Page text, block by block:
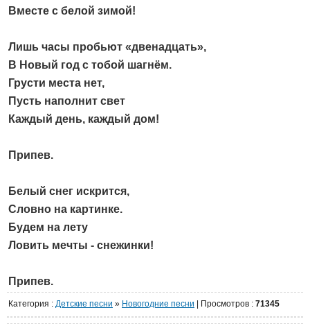
Вместе с белой зимой!
Лишь часы пробьют «двенадцать»,
В Новый год с тобой шагнём.
Грусти места нет,
Пусть наполнит свет
Каждый день, каждый дом!
Припев.
Белый снег искрится,
Словно на картинке.
Будем на лету
Ловить мечты - снежинки!
Припев.
Категория : Детские песни » Новогодние песни Просмотров : 71345